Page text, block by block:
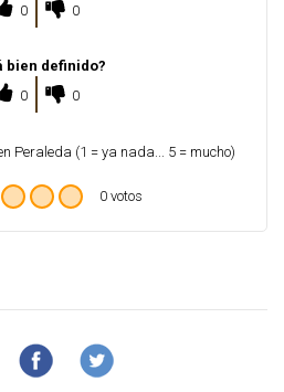
0
0
bien definido?
0
0
Peraleda (1 = ya nada... 5 = mucho)
0 votos